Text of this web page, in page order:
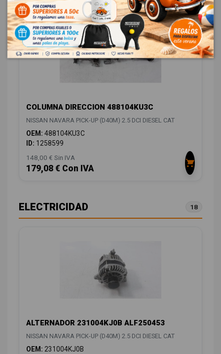
COLUMNA DIRECCION 488104KU3C
NISSAN NAVARA PICK-UP (D40M) 2.5 DCI DIESEL CAT
OEM: 488104KU3C
ID: 1258599
148,00 € Sin IVA
179,08 € Con IVA
ELECTRICIDAD 18
ALTERNADOR 231004KJ0B ALF250453
NISSAN NAVARA PICK-UP (D40M) 2.5 DCI DIESEL CAT
OEM: 231004KJ0B